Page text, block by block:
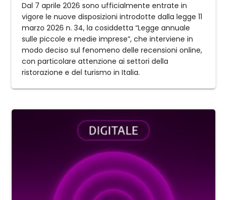
Dal 7 aprile 2026 sono ufficialmente entrate in
vigore le nuove disposizioni introdotte dalla legge 11
marzo 2026 n. 34, la cosiddetta “Legge annuale
sulle piccole e medie imprese”, che interviene in
modo deciso sul fenomeno delle recensioni online,
con particolare attenzione ai settori della
ristorazione e del turismo in Italia.